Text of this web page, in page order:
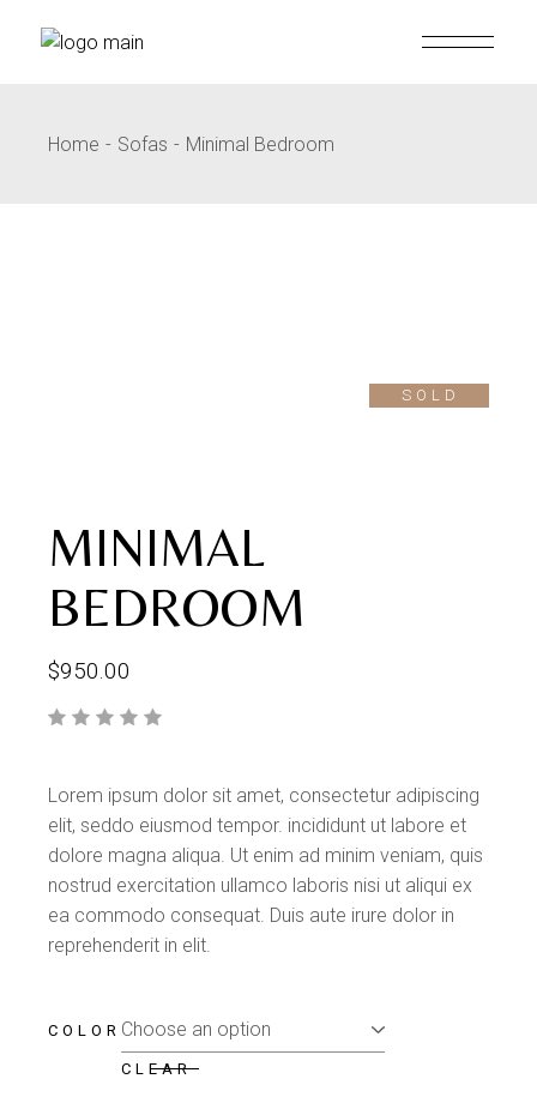
Home Sofas Minimal Bedroom
SOLD
MINIMAL
BEDROOM
$950.00
Lorem ipsum dolor sit amet, consectetur adipiscing
elit, seddo eiusmod tempor. incididunt ut labore et
dolore magna aliqua. Ut enim ad minim veniam, quis
nostrud exercitation ullamco laboris nisi ut aliqui ex
ea commodo consequat. Duis aute irure dolor in
reprehenderit in elit.
COLOR
CLEAR